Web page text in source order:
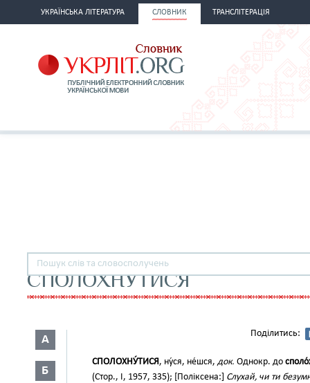
УКРАЇНСЬКА ЛІТЕРАТУРА СЛОВНИК ТРАНСЛІТЕРАЦІЯ
СПОЛОХНУТИСЯ
А
Б
Поділитись:
СПОЛОХНУ́ТИСЯ, ну́ся, не́шся, док. Однокр. до
(Стор., І, 1957, 335); [Поліксена:] Слухай, чи ти